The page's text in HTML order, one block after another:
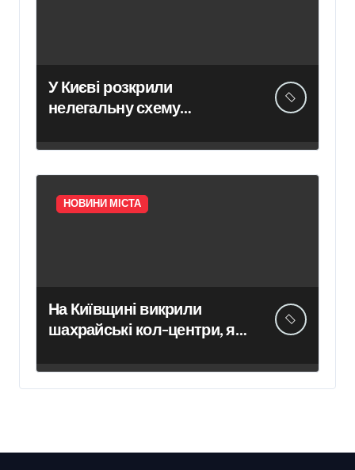
У Києві розкрили
нелегальну схему
для іноземних замовників:
двійня загинула через
передчасні пологи
НОВИНИ МІСТА
На Київщині викрили
шахрайські кол-центри, які
на понад 12 млн грн —
організаторів схеми чекає